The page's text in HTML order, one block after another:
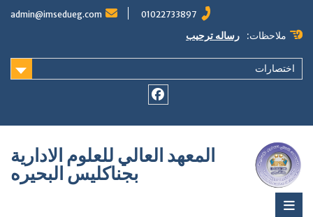
content
01022733897
admin@imsedueg.com
ملاحظات: رساله ترحيب
اختصارات
المعهد العالي للعلوم الادارية
بجناكليس البحيره